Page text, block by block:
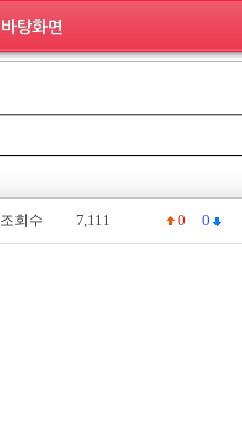
바탕화면
조회수 7,111 0 0